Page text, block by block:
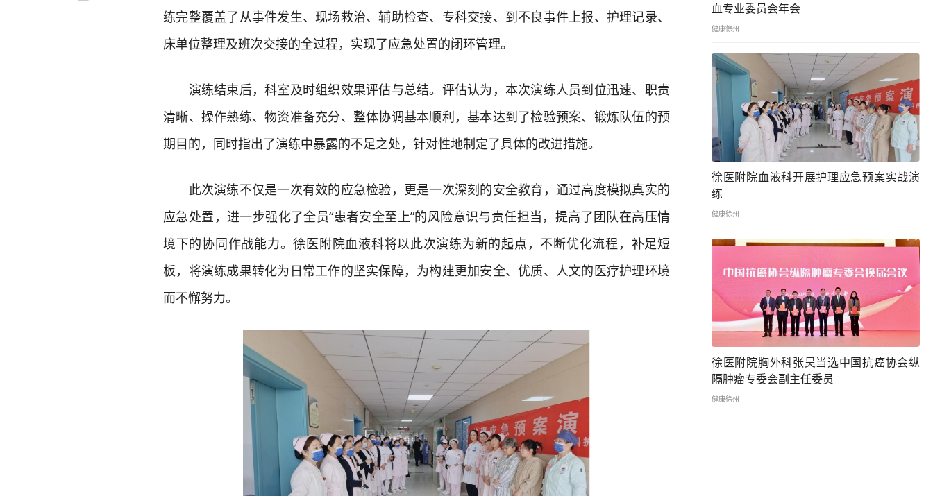
练完整覆盖了从事件发生、现场救治、辅助检查、专科交接、到不良事件上报、护理记录、
床单位整理及班次交接的全过程，实现了应急处置的闭环管理。
演练结束后，科室及时组织效果评估与总结。评估认为，本次演练人员到位迅速、职责
清晰、操作熟练、物资准备充分、整体协调基本顺利，基本达到了检验预案、锻炼队伍的预
期目的，同时指出了演练中暴露的不足之处，针对性地制定了具体的改进措施。
此次演练不仅是一次有效的应急检验，更是一次深刻的安全教育，通过高度模拟真实的
应急处置，进一步强化了全员“患者安全至上”的风险意识与责任担当，提高了团队在高压情
境下的协同作战能力。徐医附院血液科将以此次演练为新的起点，不断优化流程，补足短
板，将演练成果转化为日常工作的坚实保障，为构建更加安全、优质、人文的医疗护理环境
而不懈努力。
血专业委员会年会
健康徐州
徐医附院血液科开展护理应急预案实战演
练
健康徐州
徐医附院胸外科张昊当选中国抗癌协会纵
隔肿瘤专委会副主任委员
健康徐州